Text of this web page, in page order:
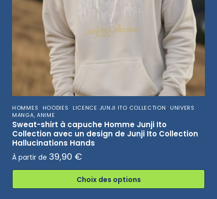
HOMMES, HOODIES, LICENCE JUNJI ITO COLLECTION, UNIVERS
MANGA, ANIME
Sweat-shirt à capuche Homme Junji Ito
Collection avec un design de Junji Ito Collection
Hallucinations Hands
À partir de 39,90 €
Choix des options